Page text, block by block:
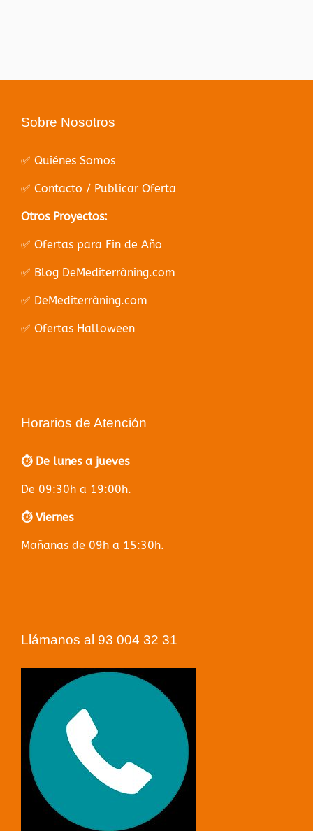
Sobre Nosotros
✅ Quiénes Somos
✅ Contacto / Publicar Oferta
Otros Proyectos:
✅ Ofertas para Fin de Año
✅ Blog DeMediterràning.com
✅ DeMediterràning.com
✅ Ofertas Halloween
Horarios de Atención
⏱️ De lunes a jueves
De 09:30h a 19:00h.
⏱️ Viernes
Mañanas de 09h a 15:30h.
Llámanos al 93 004 32 31